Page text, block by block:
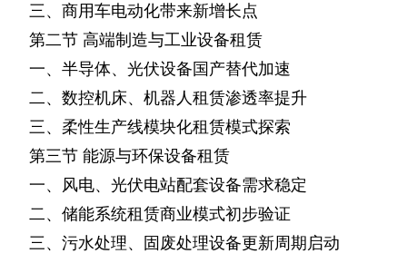
三、商用车电动化带来新增长点
第二节 高端制造与工业设备租赁
一、半导体、光伏设备国产替代加速
二、数控机床、机器人租赁渗透率提升
三、柔性生产线模块化租赁模式探索
第三节 能源与环保设备租赁
一、风电、光伏电站配套设备需求稳定
二、储能系统租赁商业模式初步验证
三、污水处理、固废处理设备更新周期启动